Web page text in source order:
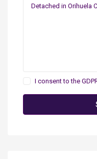
I consent to the